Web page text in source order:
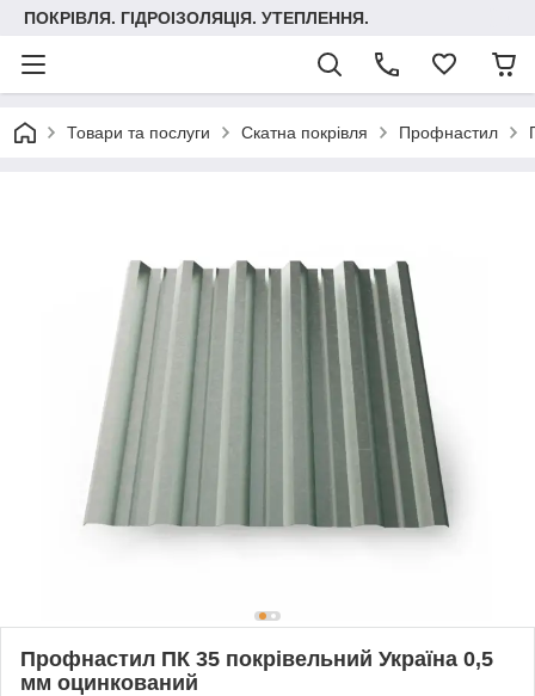
ПОКРІВЛЯ. ГІДРОІЗОЛЯЦІЯ. УТЕПЛЕННЯ.
Товари та послуги Скатна покрівля Профнастил
Профнастил ПК 35 покрівельний Україна 0,5
мм оцинкований